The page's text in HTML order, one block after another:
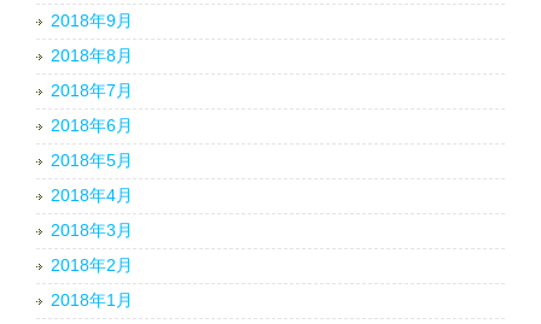
2018年9月
2018年8月
2018年7月
2018年6月
2018年5月
2018年4月
2018年3月
2018年2月
2018年1月